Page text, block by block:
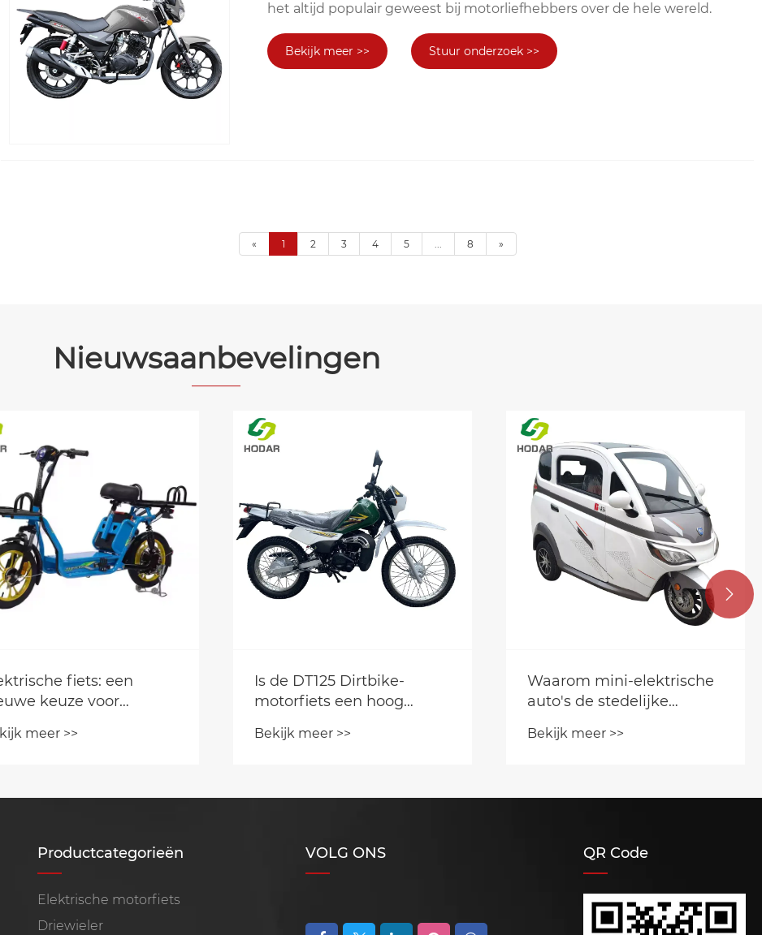
het altijd populair geweest bij motorliefhebbers over de hele wereld.
Bekijk meer >> Stuur onderzoek >>
« 1 2 3 4 5 ... 8 »
Nieuwsaanbevelingen
DT125 Dirtbike-
een hoog
off-road
meer >>
Waarom mini-elektrische
auto's de stedelijke
Bekijk meer >>
Hoe kan een elektrische
bezorgmotor de stedelijke
Bekijk meer >>

Productcategorieën
Elektrische motorfiets
Driewieler
VOLG ONS QR Code